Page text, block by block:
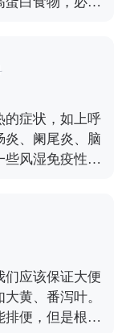
的症状，如上呼
炎、阑尾炎、脑
些风湿免疫性疾
还有支原体感
等感染因素。
的，不过比较
染。而要是宝
医检查，并及时
们应该保证大便
黄、番泻叶。
便，但是根本